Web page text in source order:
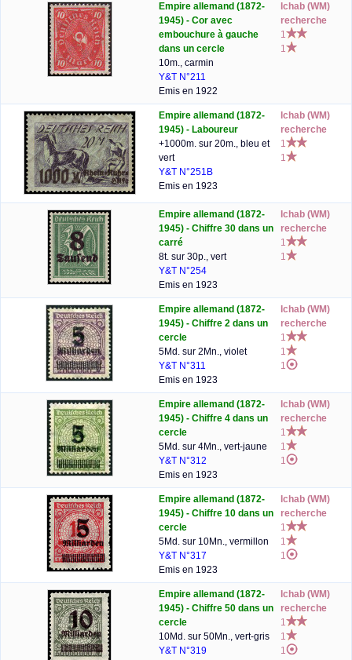
Empire allemand (1872-
1945) - Cor avec
embouchure à gauche
dans un cercle
10m., carmin
Y&T N°211
Emis en 1922
lchab (WM)
recherche
1
1
Empire allemand (1872-
1945) - Laboureur
+1000m. sur 20m., bleu et
vert
Y&T N°251B
Emis en 1923
lchab (WM)
recherche
1
1
Empire allemand (1872-
1945) - Chiffre 30 dans un
carré
8t. sur 30p., vert
Y&T N°254
Emis en 1923
lchab (WM)
recherche
1
1
Empire allemand (1872-
1945) - Chiffre 2 dans un
cercle
5Md. sur 2Mn., violet
Y&T N°311
Emis en 1923
lchab (WM)
recherche
1
1
1
Empire allemand (1872-
1945) - Chiffre 4 dans un
cercle
5Md. sur 4Mn., vert-jaune
Y&T N°312
Emis en 1923
lchab (WM)
recherche
1
1
1
Empire allemand (1872-
1945) - Chiffre 10 dans un
cercle
5Md. sur 10Mn., vermillon
Y&T N°317
Emis en 1923
lchab (WM)
recherche
1
1
1
Empire allemand (1872-
1945) - Chiffre 50 dans un
cercle
10Md. sur 50Mn., vert-gris
Y&T N°319
lchab (WM)
recherche
1
1
1